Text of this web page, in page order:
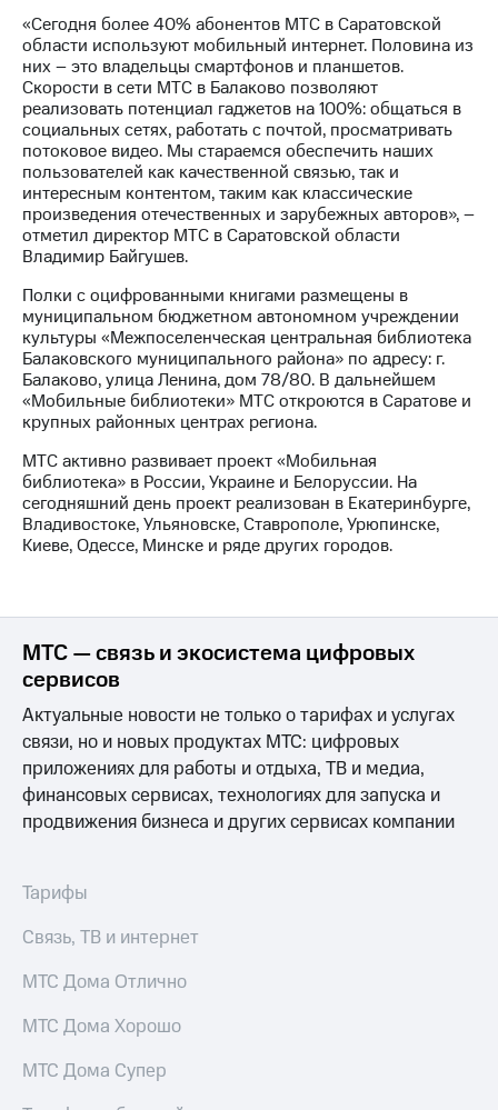
Описание
Программа
приобретения
Порядок
выкупа
акций
Дивиденды
Рынок
облигаций
Описание
Еврооблигации-2023
о
погашении
именных
облигаций
Другое
Регистратор
Контакты
развитие
деловая этика
На главную
«Сегодня более 40% абонентов МТС в Саратовской
области используют мобильный интернет. Половина из
них – это владельцы смартфонов и планшетов.
Скорости в сети МТС в Балаково позволяют
реализовать потенциал гаджетов на 100%: общаться в
социальных сетях, работать с почтой, просматривать
потоковое видео. Мы стараемся обеспечить наших
пользователей как качественной связью, так и
интересным контентом, таким как классические
произведения отечественных и зарубежных авторов», –
отметил директор МТС в Саратовской области
Владимир Байгушев.
Полки с оцифрованными книгами размещены в
муниципальном бюджетном автономном учреждении
культуры «Межпоселенческая центральная библиотека
Балаковского муниципального района» по адресу: г.
Балаково, улица Ленина, дом 78/80. В дальнейшем
«Мобильные библиотеки» МТС откроются в Саратове и
крупных районных центрах региона.
МТС активно развивает проект «Мобильная
библиотека» в России, Украине и Белоруссии. На
сегодняшний день проект реализован в Екатеринбурге,
Владивостоке, Ульяновске, Ставрополе, Урюпинске,
Киеве, Одессе, Минске и ряде других городов.
МТС — связь и экосистема цифровых
сервисов
Актуальные новости не только о тарифах и услугах
связи, но и новых продуктах МТС: цифровых
приложениях для работы и отдыха, ТВ и медиа,
финансовых сервисах, технологиях для запуска и
продвижения бизнеса и других сервисах компании
Тарифы
Связь, ТВ и интернет
МТС Дома Отлично
МТС Дома Хорошо
МТС Дома Супер